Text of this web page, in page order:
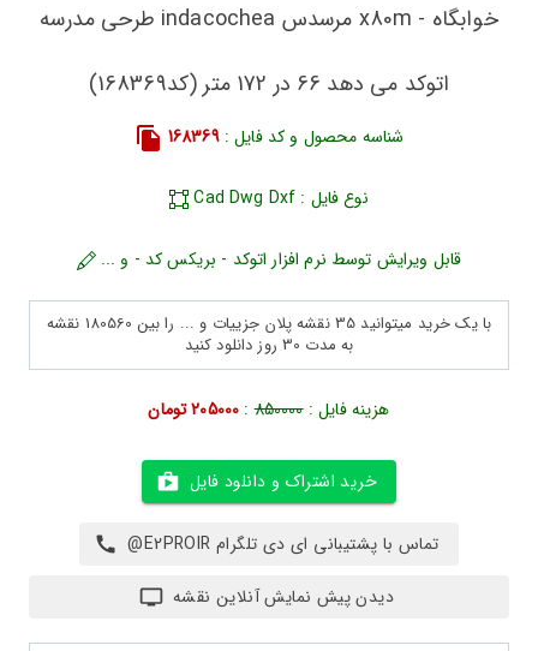
خوابگاه - x80m مرسدس indacochea طرحی مدرسه
اتوکد می دهد 66 در 172 متر (کد168369)
شناسه محصول و کد فایل :168369
نوع فایل : Cad Dwg Dxf
قابل ویرایش توسط نرم افزار اتوکد - بریکس کد - و ...
با یک خرید میتوانید 35 نقشه پلان جزییات و ... را بین 180560 نقشه
به مدت 30 روز دانلود کنید
هزینه فایل :850000
: 205000 تومان
خرید اشتراک و دانلود فایل
تماس با پشتیبانی ای دی تلگرام E2PROIR@
دیدن پیش نمایش آنلاین نقشه